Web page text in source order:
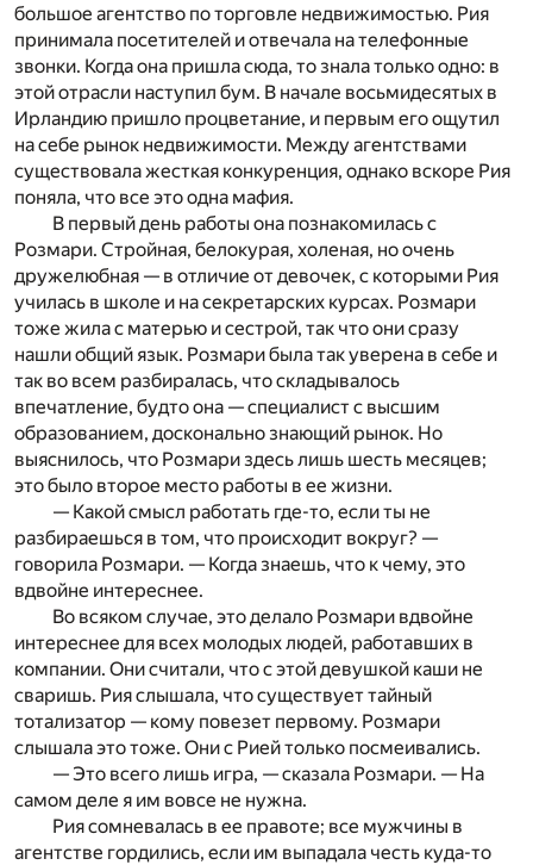
большое агентство по торговле недвижимостью. Рия
принимала посетителей и отвечала на телефонные
звонки. Когда она пришла сюда, то знала только одно: в
этой отрасли наступил бум. В начале восьмидесятых в
Ирландию пришло процветание, и первым его ощутил
на себе рынок недвижимости. Между агентствами
существовала жесткая конкуренция, однако вскоре Рия
поняла, что все это одна мафия.
В первый день работы она познакомилась с
Розмари. Стройная, белокурая, холеная, но очень
дружелюбная — в отличие от девочек, с которыми Рия
училась в школе и на секретарских курсах. Розмари
тоже жила с матерью и сестрой, так что они сразу
нашли общий язык. Розмари была так уверена в себе и
так во всем разбиралась, что складывалось
впечатление, будто она — специалист с высшим
образованием, досконально знающий рынок. Но
выяснилось, что Розмари здесь лишь шесть месяцев;
это было второе место работы в ее жизни.
— Какой смысл работать где-то, если ты не
разбираешься в том, что происходит вокруг? —
говорила Розмари. — Когда знаешь, что к чему, это
вдвойне интереснее.
Во всяком случае, это делало Розмари вдвойне
интереснее для всех молодых людей, работавших в
компании. Они считали, что с этой девушкой каши не
сваришь. Рия слышала, что существует тайный
тотализатор — кому повезет первому. Розмари
слышала это тоже. Они с Рией только посмеивались.
— Это всего лишь игра, — сказала Розмари. — На
самом деле я им вовсе не нужна.
Рия сомневалась в ее правоте; все мужчины в
агентстве гордились, если им выпадала честь куда-то